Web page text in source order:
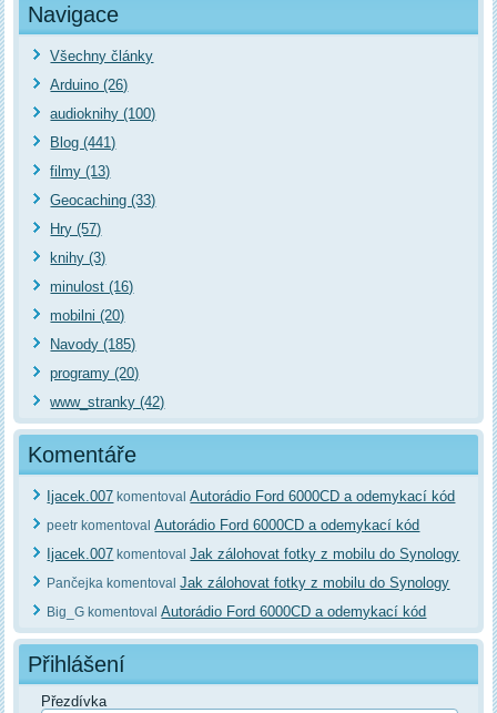
Navigace
Všechny články
Arduino (26)
audioknihy (100)
Blog (441)
filmy (13)
Geocaching (33)
Hry (57)
knihy (3)
minulost (16)
mobilni (20)
Navody (185)
programy (20)
www_stranky (42)
Komentáře
Ijacek.007 komentovalAutorádio Ford 6000CD a odemykací kód
peetr komentovalAutorádio Ford 6000CD a odemykací kód
Ijacek.007 komentovalJak zálohovat fotky z mobilu do Synology
Pančejka komentovalJak zálohovat fotky z mobilu do Synology
Big_G komentovalAutorádio Ford 6000CD a odemykací kód
Přihlášení
Přezdívka